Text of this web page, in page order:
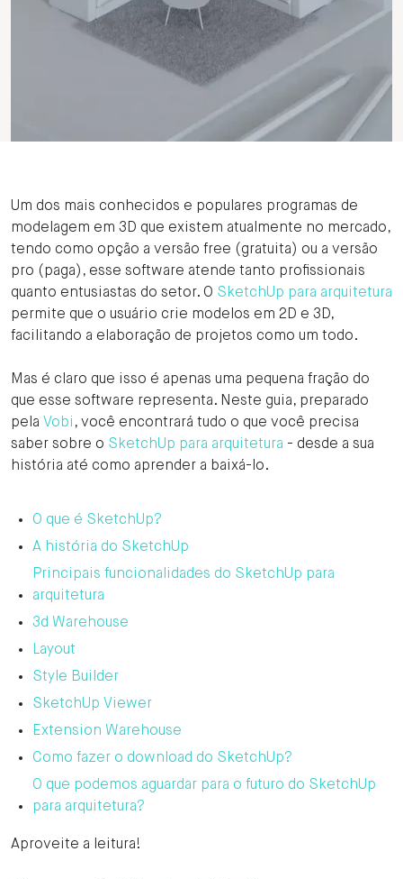
Um dos mais conhecidos e populares programas de
modelagem em 3D que existem atualmente no mercado,
tendo como opção a versão free (gratuita) ou a versão
pro (paga), esse software atende tanto profissionais
quanto entusiastas do setor. O SketchUp para arquitetura
permite que o usuário crie modelos em 2D e 3D,
facilitando a elaboração de projetos como um todo.
Mas é claro que isso é apenas uma pequena fração do
que esse software representa. Neste guia, preparado
pela Vobi , você encontrará tudo o que você precisa
saber sobre o SketchUp para arquitetura - desde a sua
história até como aprender a baixá-lo.
O que é SketchUp?
A história do SketchUp
Principais funcionalidades do SketchUp para
arquitetura
3d Warehouse
Layout
Style Builder
SketchUp Viewer
Extension Warehouse
Como fazer o download do SketchUp?
O que podemos aguardar para o futuro do SketchUp
para arquitetura?
Aproveite a leitura!